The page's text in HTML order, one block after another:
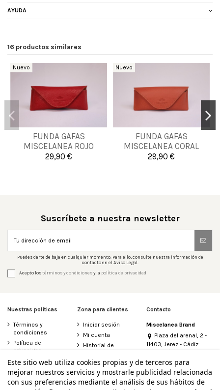
AYUDA
16 productos similares
Nuevo
FUNDA GAFAS
MISCELANEA ROJO
29,90 €
UNICA
Añadir al carrito
Nuevo
FUNDA GAFAS
MISCELANEA CORAL
29,90 €
UNICA
Añadir al carrito
Suscríbete a nuestra newsletter
Puedes darte de baja en cualquier momento. Para ello, consulte nuestra información de
contacto en el Aviso Legal.
Acepto lostérminos y condicionesy la política de privacidad
Nuestras políticas
Términos y
condiciones
Política de
privacidad
Aviso legal
Política de
cookies
Zona para clientes
Iniciar sesión
Mi cuenta
Historial de
Contacte con
nosotros
Derecho de
Contacto
Miscelanea Brand
Plaza del arenal, 2 -
11403, Jerez - Cádiz
(España)
956 155 340
info@miscelanea.online
Este sitio web utiliza cookies propias y de terceros para
mejorar nuestros servicios y mostrarle publicidad relacionada
con sus preferencias mediante el análisis de sus hábitos de